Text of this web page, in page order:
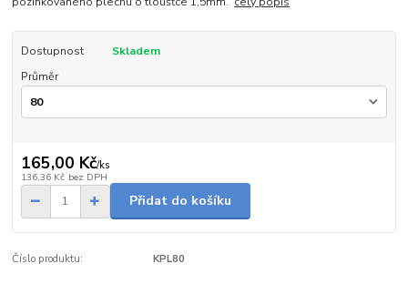
Dostupnost
Skladem
Průměr
165,00 Kč/ks
136,36 Kč bez DPH
Přidat do košíku
Číslo produktu: KPL80